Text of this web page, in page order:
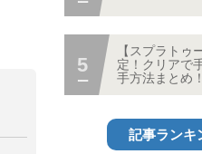
【スプラトゥ
定！クリアで
手方法まとめ！
記事ランキ